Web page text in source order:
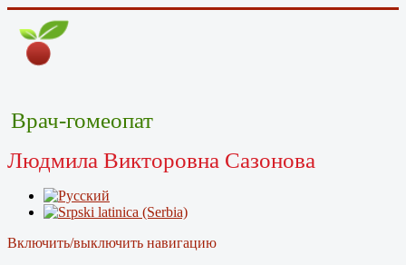
Врач-гомеопат
Людмила Викторовна Сазонова
Включить/выключить навигацию